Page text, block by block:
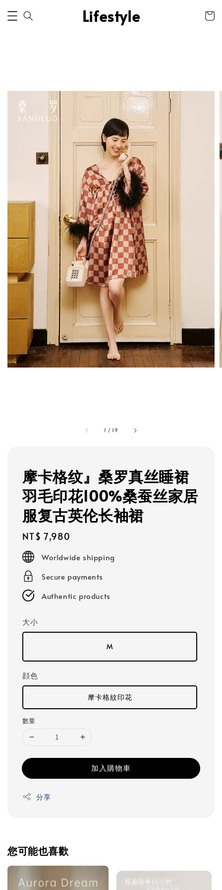
Lifestyle
1 / 19
摩卡格纹』桑罗真丝睡裙
羽毛印花100%桑蚕丝家居
服复古英伦长袖裙
Regular
price
NT$ 7,980
Worldwide shipping
Secure payments
Authentic products
大小
M
顔色
摩卡格紋印花
數量
加入購物車
分享
您可能也喜歡